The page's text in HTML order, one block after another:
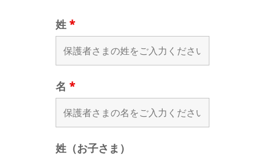
姓 *
名 *
姓（お子さま）